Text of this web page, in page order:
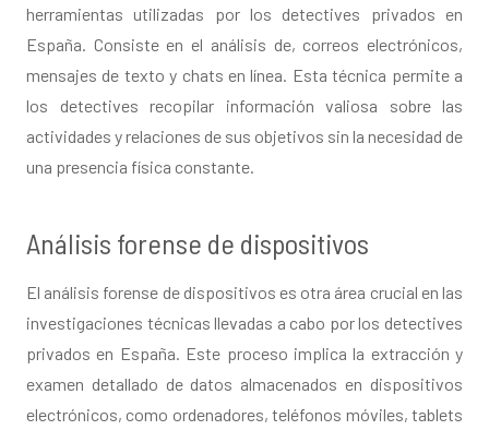
herramientas utilizadas por los detectives privados en
España. Consiste en el análisis de, correos electrónicos,
mensajes de texto y chats en línea. Esta técnica permite a
los detectives recopilar información valiosa sobre las
actividades y relaciones de sus objetivos sin la necesidad de
una presencia física constante.
Análisis forense de dispositivos
El análisis forense de dispositivos es otra área crucial en las
investigaciones técnicas llevadas a cabo por los detectives
privados en España. Este proceso implica la extracción y
examen detallado de datos almacenados en dispositivos
electrónicos, como ordenadores, teléfonos móviles, tablets